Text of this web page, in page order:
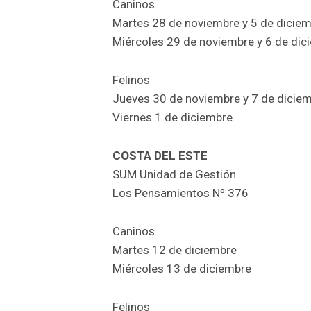
Caninos
Martes 28 de noviembre y 5 de
Miércoles 29 de noviembre y 6 de
Felinos
Jueves 30 de noviembre y 7 de
Viernes 1 de diciembre
COSTA DEL ESTE
SUM Unidad de Gestión
Los Pensamientos Nº 376
Caninos
Martes 12 de diciembre
Miércoles 13 de diciembre
Felinos